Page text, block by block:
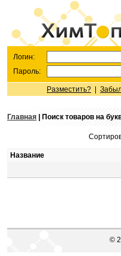
Логин:
Пароль:
Разместить?
Главная | Поиск товаров на
Название
©